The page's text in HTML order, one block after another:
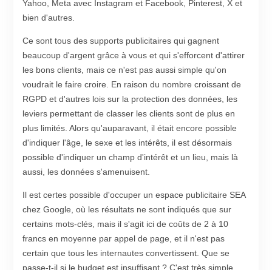
Yahoo, Meta avec Instagram et Facebook, Pinterest, X et
bien d'autres.
Ce sont tous des supports publicitaires qui gagnent
beaucoup d'argent grâce à vous et qui s'efforcent d'attirer
les bons clients, mais ce n'est pas aussi simple qu'on
voudrait le faire croire. En raison du nombre croissant de
RGPD et d'autres lois sur la protection des données, les
leviers permettant de classer les clients sont de plus en
plus limités. Alors qu'auparavant, il était encore possible
d'indiquer l'âge, le sexe et les intérêts, il est désormais
possible d'indiquer un champ d'intérêt et un lieu, mais là
aussi, les données s'amenuisent.
Il est certes possible d'occuper un espace publicitaire SEA
chez Google, où les résultats ne sont indiqués que sur
certains mots-clés, mais il s'agit ici de coûts de 2 à 10
francs en moyenne par appel de page, et il n'est pas
certain que tous les internautes convertissent. Que se
passe-t-il si le budget est insuffisant ? C'est très simple,